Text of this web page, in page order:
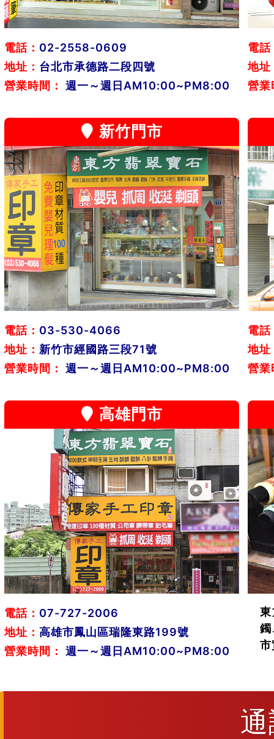
電話： 02-2558-0609
地址： 台北市承德路二段四號
營業時間：
週一～週日AM10:00~PM8:00
電話
地址
營業
新竹門市
電話： 03-530-4066
地址： 新竹市經國路三段71號
營業時間：
週一～週日AM10:00~PM8:00
電話
地址
營業
高雄門市
電話： 07-727-2006
地址： 高雄市鳳山區瑞隆東路199號
營業時間：
週一～週日AM10:00~PM8:00
鐲
市